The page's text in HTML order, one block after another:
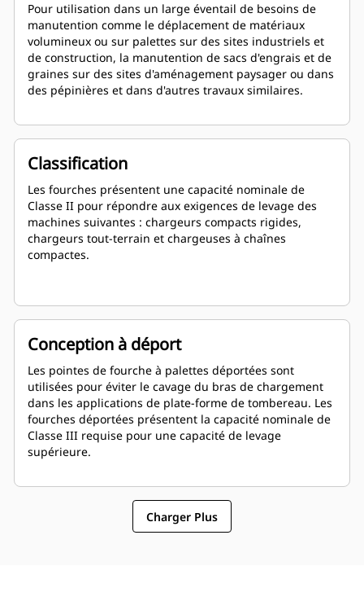
Pour utilisation dans un large éventail de besoins de
manutention comme le déplacement de matériaux
volumineux ou sur palettes sur des sites industriels et
de construction, la manutention de sacs d'engrais et de
graines sur des sites d'aménagement paysager ou dans
des pépinières et dans d'autres travaux similaires.
Classification
Les fourches présentent une capacité nominale de
Classe II pour répondre aux exigences de levage des
machines suivantes : chargeurs compacts rigides,
chargeurs tout-terrain et chargeuses à chaînes
compactes.
Conception à déport
Les pointes de fourche à palettes déportées sont
utilisées pour éviter le cavage du bras de chargement
dans les applications de plate-forme de tombereau. Les
fourches déportées présentent la capacité nominale de
Classe III requise pour une capacité de levage
supérieure.
Charger Plus